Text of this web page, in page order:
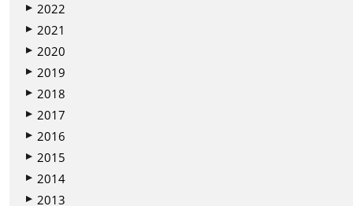
2022
2021
2020
2019
2018
2017
2016
2015
2014
2013